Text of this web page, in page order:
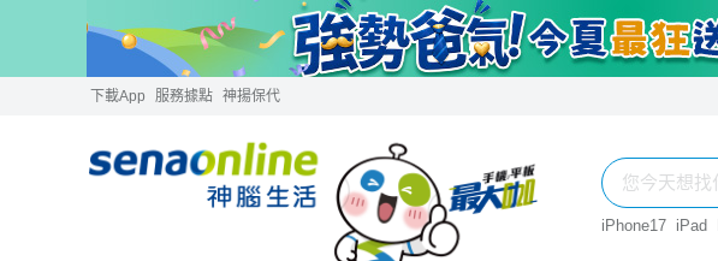
下載App 服務據點 神揚保代
iPhone17 iPad